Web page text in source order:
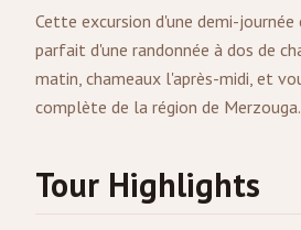
Cette excursion d'une demi-
parfait d'une randonnée à dos de
matin, chameaux l'après-midi, et
complète de la région de Merzouga.
Tour Highlights